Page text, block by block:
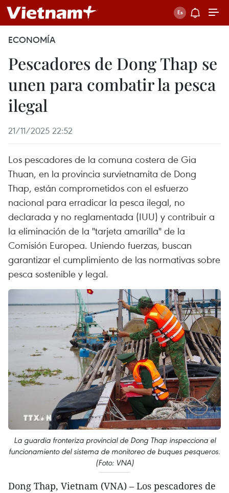
ECONOMÍA
Pescadores de Dong Thap se
unen para combatir la pesca
ilegal
21/11/2025 22:52
Los pescadores de la comuna costera de Gia
Thuan, en la provincia survietnamita de Dong
Thap, están comprometidos con el esfuerzo
nacional para erradicar la pesca ilegal, no
declarada y no reglamentada (IUU) y contribuir a
la eliminación de la "tarjeta amarilla" de la
Comisión Europea. Uniendo fuerzas, buscan
garantizar el cumplimiento de las normativas sobre
pesca sostenible y legal.
La guardia fronteriza provincial de Dong Thap inspecciona el
funcionamiento del sistema de monitoreo de buques pesqueros.
(Foto: VNA)
Dong Thap, Vietnam (VNA) – Los pescadores de